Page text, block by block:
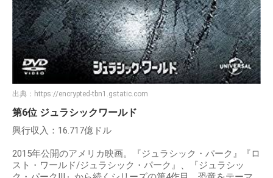
出典： https://encrypted-tbn1.gstatic.com
第6位 ジュラシックワールド
興行収入：16.717億ドル
2015年公開のアメリカ映画。『ジュラシック・パーク』『ロ
スト・ワールド/ジュラシック・パーク』、『ジュラシッ